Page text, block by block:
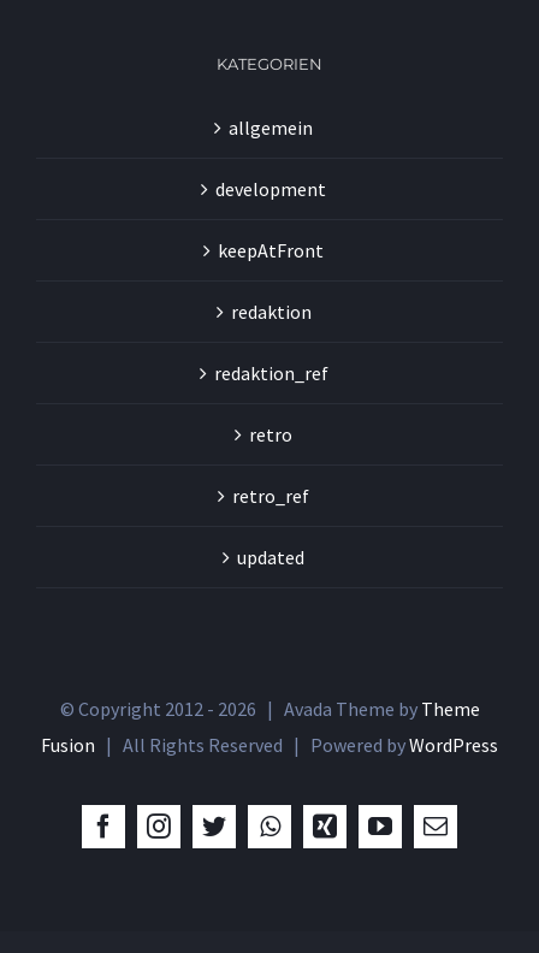
KATEGORIEN
allgemein
development
keepAtFront
redaktion
redaktion_ref
retro
retro_ref
updated
© Copyright 2012 - 2026 | Avada Theme by Theme
Fusion | All Rights Reserved | Powered byWordPress
FacebookInstagram
TwitterWhatsapp
Xing YouTubeEmail